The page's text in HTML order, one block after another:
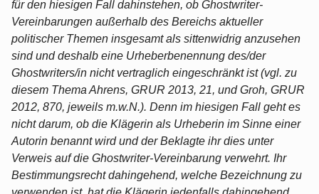
für den hiesigen Fall dahinstehen, ob Ghostwriter-
Vereinbarungen außerhalb des Bereichs aktueller
politischer Themen insgesamt als sittenwidrig anzusehen
sind und deshalb eine Urheberbenennung des/der
Ghostwriters/in nicht vertraglich eingeschränkt ist (vgl. zu
diesem Thema Ahrens, GRUR 2013, 21, und Groh, GRUR
2012, 870, jeweils m.w.N.). Denn im hiesigen Fall geht es
nicht darum, ob die Klägerin als Urheberin im Sinne einer
Autorin benannt wird und der Beklagte ihr dies unter
Verweis auf die Ghostwriter-Vereinbarung verwehrt. Ihr
Bestimmungsrecht dahingehend, welche Bezeichnung zu